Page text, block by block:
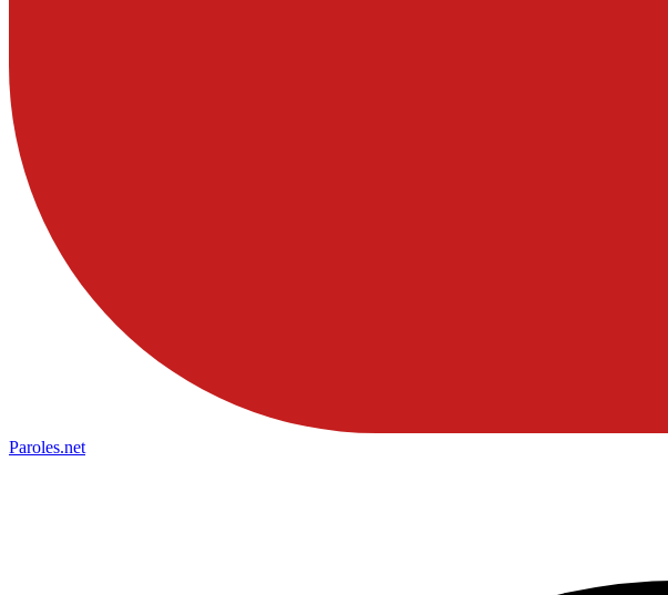
Paroles.net